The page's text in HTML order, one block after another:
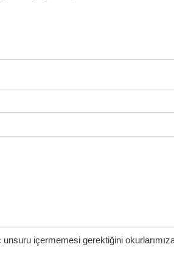
içermemesi gerektiğini okurlarımıza